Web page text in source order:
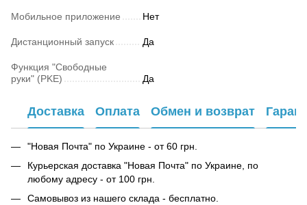
Мобильное приложение Нет
Дистанционный запуск Да
Функция "Свободные
руки" (PKE)
Да
Доставка Оплата Обмен и возврат
"Новая Почта" по Украине - от 60 грн.
Курьерская доставка "Новая Почта" по Украине, по
любому адресу - от 100 грн.
Самовывоз из нашего склада - бесплатно.